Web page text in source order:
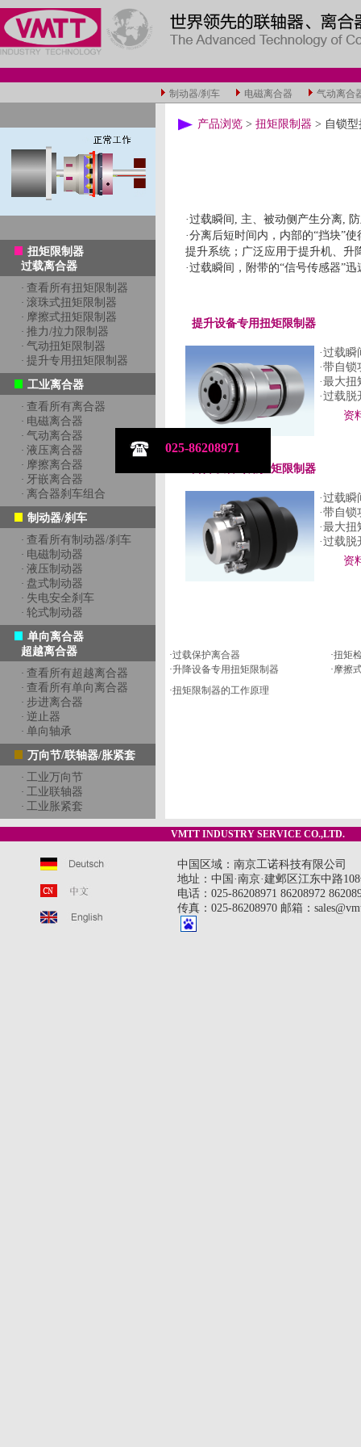
制动器/刹车 电磁离合器 气动离合
扭矩限制器
过载离合器
· 查看所有扭矩限制器
· 滚珠式扭矩限制器
· 摩擦式扭矩限制器
· 推力/拉力限制器
· 气动扭矩限制器
· 提升专用扭矩限制器
工业离合器
· 查看所有离合器
· 电磁离合器
· 气动离合器
· 液压离合器
· 摩擦离合器
· 牙嵌离合器
· 离合器刹车组合
制动器/刹车
· 查看所有制动器/刹车
· 电磁制动器
· 液压制动器
· 盘式制动器
· 失电安全刹车
· 轮式制动器
单向离合器
超越离合器
· 查看所有超越离合器
· 查看所有单向离合器
· 步进离合器
· 逆止器
· 单向轴承
万向节/联轴器/胀紧套
· 工业万向节
· 工业联轴器
· 工业胀紧套
产品浏览 > 扭矩限制器 > 自锁
·过载瞬间, 主、被动侧产生分离,
·分离后短时间内，内部的“挡块”
提升系统；广泛应用于提升机、升
·过载瞬间，附带的“信号传感器”
提升设备专用扭矩限制器
·过载
·带自
·最大扭
·过载
资
升降设备专用扭矩限制器
·过载
·带自
·最大扭
·过载
资
·过载保护离合器 ·扭矩
·升降设备专用扭矩限制器 ·摩擦
·扭矩限制器的工作原理
VMTT INDUSTRY SERVICE CO.,LTD.
中国区域：南京工诺科技有限公司
地址：中国·南京·建邺区江东中路
电话：025-86208971 86208972
传真：025-86208970 邮箱：
025-86208971